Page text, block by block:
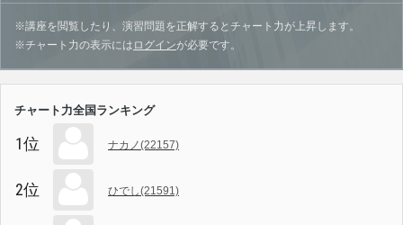
※講座を閲覧したり、演習問題を正解するとチャート力が上昇します。
※チャート力の表示には ログインが必要です。
チャート力全国ランキング
1位 ナカノ(22157)
2位 ひでし(21591)